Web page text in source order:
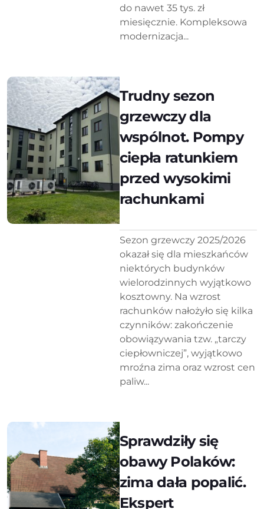
do nawet 35 tys. zł
miesięcznie. Kompleksowa
modernizacja...
Trudny sezon
grzewczy dla
wspólnot. Pompy
ciepła ratunkiem
przed wysokimi
rachunkami
Sezon grzewczy 2025/2026
okazał się dla mieszkańców
niektórych budynków
wielorodzinnych wyjątkowo
kosztowny. Na wzrost
rachunków nałożyło się kilka
czynników: zakończenie
obowiązywania tzw. „tarczy
ciepłowniczej”, wyjątkowo
mroźna zima oraz wzrost cen
paliw...
Sprawdziły się
obawy Polaków:
zima dała popalić.
Ekspert